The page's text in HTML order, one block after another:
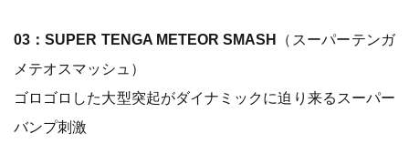
03：SUPER TENGA METEOR SMASH （スーパーテンガ
メテオスマッシュ）
ゴロゴロした大型突起がダイナミックに迫り来るスーパー
バンプ刺激